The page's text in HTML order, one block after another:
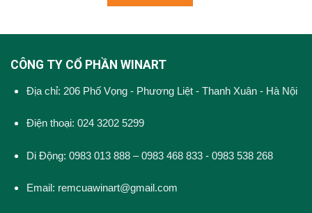
CÔNG TY CỔ PHẦN WINART
Địa chỉ: 206 Phố Vọng - Phương Liệt - Thanh Xuân - Hà Nội
Điện thoại: 024 3202 5299
Di Động: 0983 013 888 – 0983 468 833 - 0983 538 268
Email: remcuawinart@gmail.com